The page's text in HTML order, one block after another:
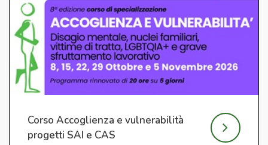
Corso Accoglienza e vulnerabilità
progetti SAI e CAS